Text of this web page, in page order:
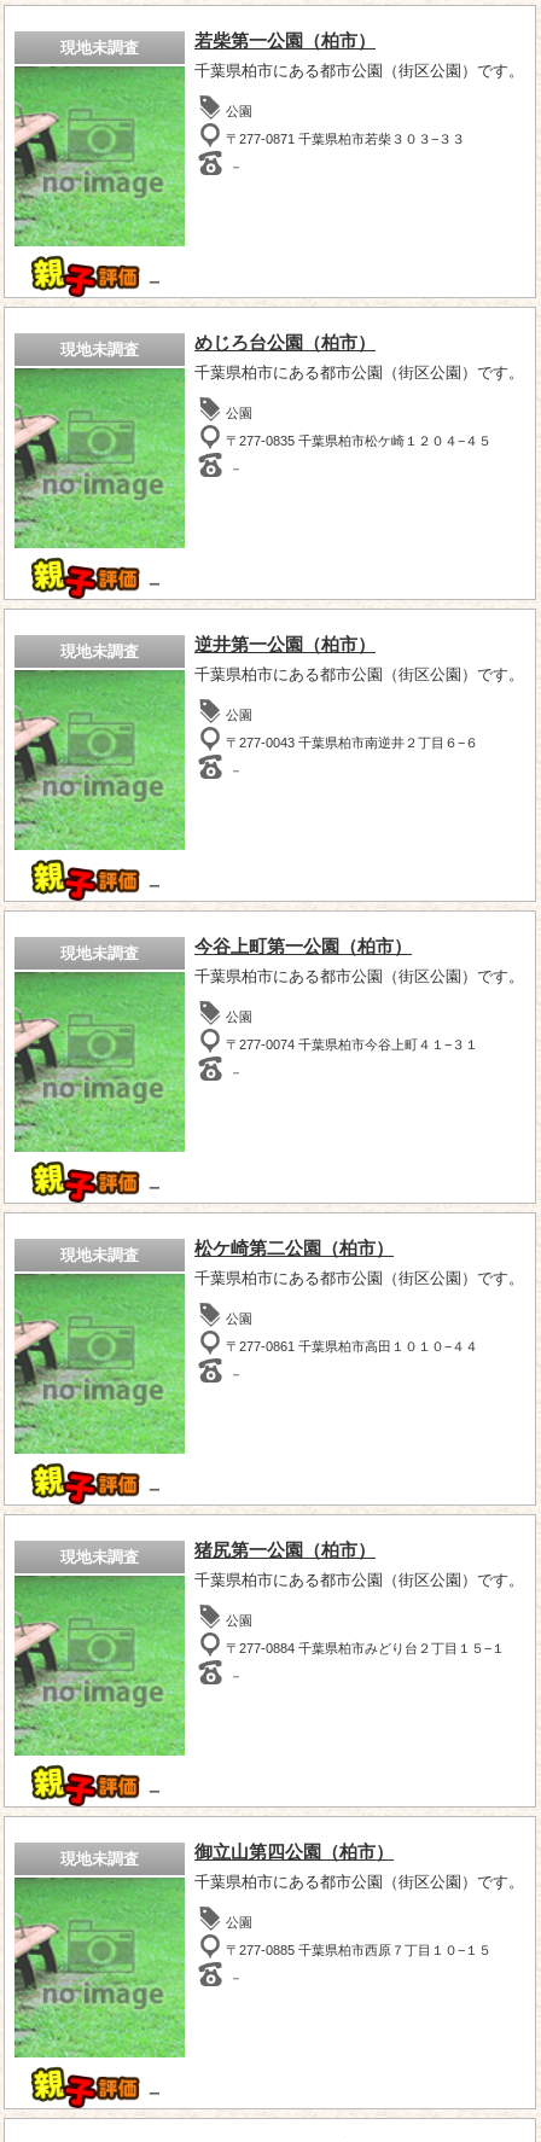
現地未調査
－
若柴第一公園（柏市）
千葉県柏市にある都市公園（街区公園）です。
公園
〒277-0871 千葉県柏市若柴３０３−３３
－
現地未調査
－
めじろ台公園（柏市）
千葉県柏市にある都市公園（街区公園）です。
公園
〒277-0835 千葉県柏市松ケ崎１２０４−４５
－
現地未調査
－
逆井第一公園（柏市）
千葉県柏市にある都市公園（街区公園）です。
公園
〒277-0043 千葉県柏市南逆井２丁目６−６
－
現地未調査
－
今谷上町第一公園（柏市）
千葉県柏市にある都市公園（街区公園）です。
公園
〒277-0074 千葉県柏市今谷上町４１−３１
－
現地未調査
－
松ケ崎第二公園（柏市）
千葉県柏市にある都市公園（街区公園）です。
公園
〒277-0861 千葉県柏市高田１０１０−４４
－
現地未調査
－
猪尻第一公園（柏市）
千葉県柏市にある都市公園（街区公園）です。
公園
〒277-0884 千葉県柏市みどり台２丁目１５−１
－
現地未調査
－
御立山第四公園（柏市）
千葉県柏市にある都市公園（街区公園）です。
公園
〒277-0885 千葉県柏市西原７丁目１０−１５
－